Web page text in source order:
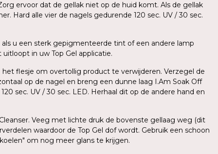
ervoor dat de gellak niet op de huid komt. Als de gellak
Hard alle vier de nagels gedurende 120 sec. UV / 30 sec.
u een sterk gepigmenteerde tint of een andere lamp
in uw Top Gel applicatie.
het flesje om overtollig product te verwijderen. Verzegel de
op de nagel en breng een dunne laag I.Am Soak Off
sec. UV / 30 sec. LED. Herhaal dit op de andere hand en
Veeg met lichte druk de bovenste gellaag weg (dit
waardoor de Top Gel dof wordt. Gebruik een schoon
om nog meer glans te krijgen.